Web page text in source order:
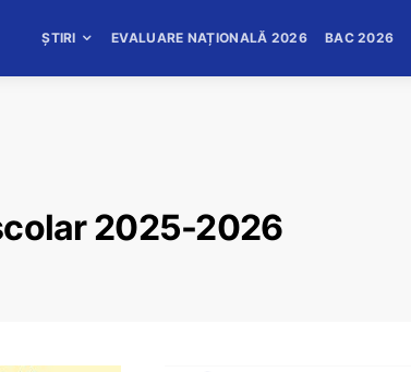
ȘTIRI EVALUARE NAȚIONALĂ 2026 BAC 2026
2025-2026